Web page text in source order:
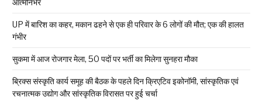
UP में बारिश का कहर, मकान ढहने से एक ही परिवार के 6 लोगों की मौत; एक की हालत
गंभीर
सुकमा में आज रोजगार मेला, 50 पदों पर भर्ती का मिलेगा सुनहरा मौका
ब्रिक्स संस्कृति कार्य समूह की बैठक के पहले दिन क्रिएटिव इकोनॉमी, सांस्कृतिक एवं
रचनात्मक उद्योग और सांस्कृतिक विरासत पर हुई चर्चा